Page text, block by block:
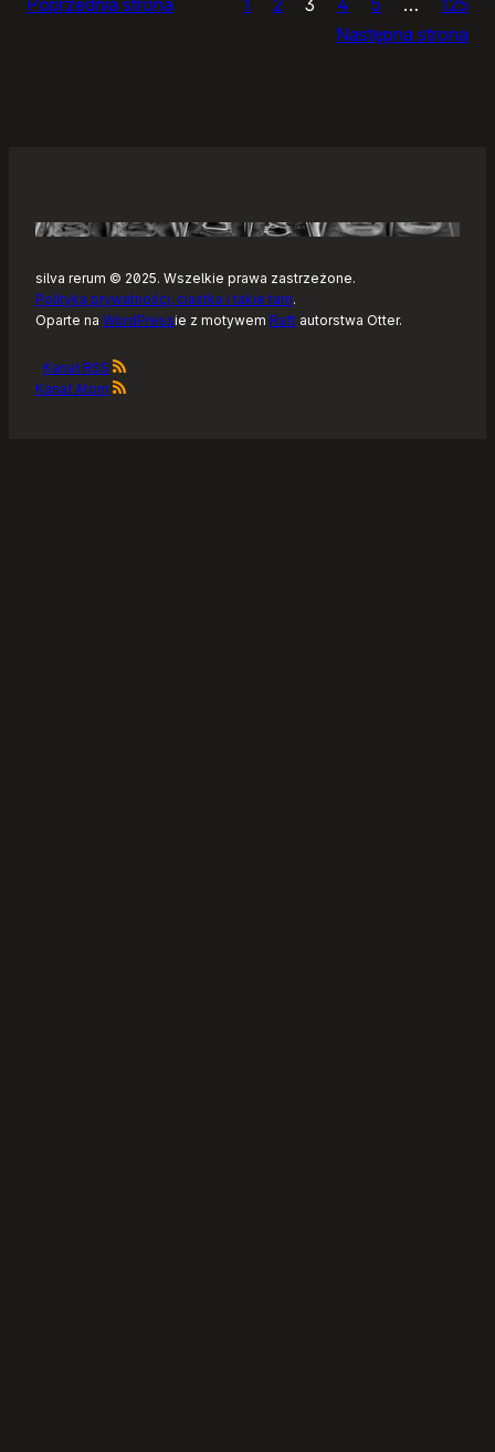
Następna strona
silva rerum © 2025. Wszelkie prawa zastrzeżone.
Polityka prywatności, ciastka i takie tam.
Oparte na WordPressie z motywem Raft autorstwa Otter.
Kanał RSS
Kanał Atom